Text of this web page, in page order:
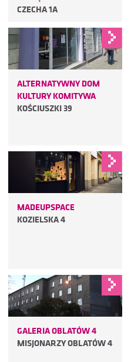
CZECHA 1A
ALTERNATYWNY DOM
KULTURY KOMITYWA
KOŚCIUSZKI 39
MADEUPSPACE
KOZIELSKA 4
GALERIA OBLATÓW 4
MISJONARZY OBLATÓW 4